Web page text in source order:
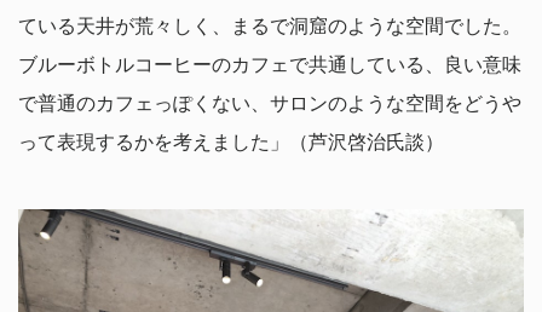
ている天井が荒々しく、まるで洞窟のような空間でした。
ブルーボトルコーヒーのカフェで共通している、良い意味
で普通のカフェっぽくない、サロンのような空間をどうや
って表現するかを考えました」（芦沢啓治氏談）